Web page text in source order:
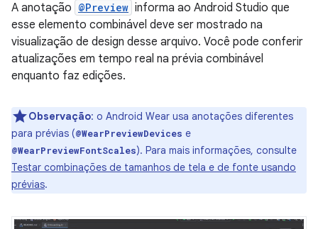
A anotação @Preview informa ao Android Studio que
esse elemento combinável deve ser mostrado na
visualização de design desse arquivo. Você pode conferir
atualizações em tempo real na prévia combinável
enquanto faz edições.
Observação: o Android Wear usa anotações diferentes
para prévias (@WearPreviewDevices e
@WearPreviewFontScales). Para mais informações, consulte
Testar combinações de tamanhos de tela e de fonte usando
prévias.